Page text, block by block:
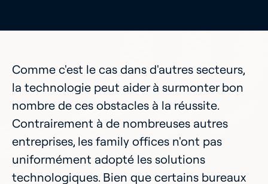
Comme c'est le cas dans d'autres secteurs,
la technologie peut aider à surmonter bon
nombre de ces obstacles à la réussite.
Contrairement à de nombreuses autres
entreprises, les family offices n'ont pas
uniformément adopté les solutions
technologiques. Bien que certains bureaux